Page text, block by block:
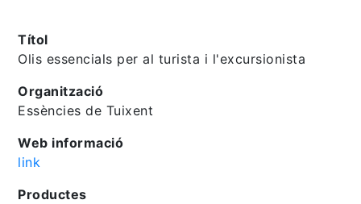
Títol
Olis essencials per al turista i l'excursionista
Organització
Essències de Tuixent
Web informació
link
Productes